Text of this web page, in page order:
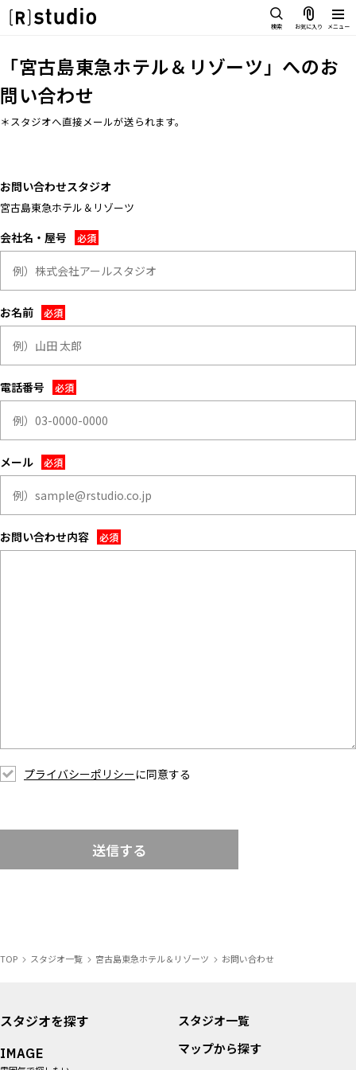
検索 お気に入り メニュー
IMAGE
部屋ごとに写真で見比べたい
VARIATION
ひとつのスタジオであれもこれも
LOCATION
SIZE&PRICE
広さと利用料金で探す
ALL FILTER
スタジオを探す
雰囲気で探したい
SCENE
部屋ごとに写真で見比べたい
カフェやオフィスなどロケシーンも
SIZE&PRICE
広さと利用料金で探す
すべての選択肢からスタジオを探す
マップから探す
お気に入り
特集
会社概要
掲載のお問い合わせ
「宮古島東急ホテル＆リゾーツ」へのお
問い合わせ
＊スタジオへ直接メールが送られます。
お問い合わせスタジオ
宮古島東急ホテル＆リゾーツ
会社名・屋号
お名前
電話番号
メール
お問い合わせ内容
プライバシーポリシーに同意する
送信する
TOP スタジオ一覧 宮古島東急ホテル＆リゾーツ お問い合わせ
スタジオを探す
IMAGE
スタジオ一覧
マップから探す